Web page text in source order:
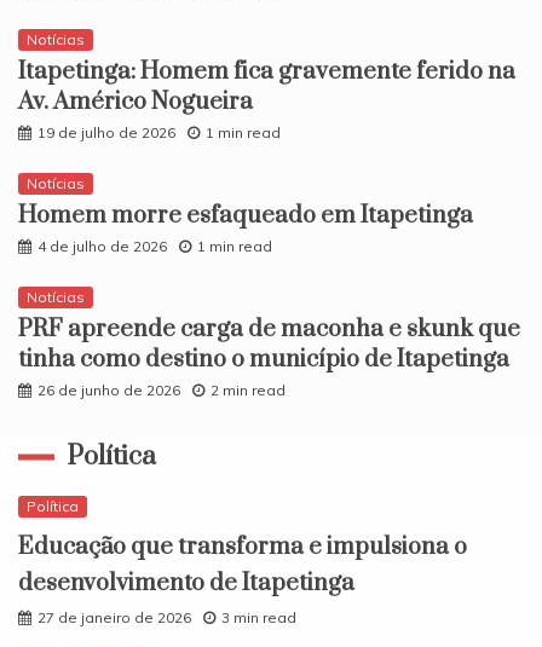
Notícias
Itapetinga: Homem fica gravemente ferido na
Av. Américo Nogueira
19 de julho de 2026 1 min read
Notícias
Homem morre esfaqueado em Itapetinga
4 de julho de 2026 1 min read
Notícias
PRF apreende carga de maconha e skunk que
tinha como destino o município de Itapetinga
26 de junho de 2026 2 min read
Política
Política
Educação que transforma e impulsiona o
desenvolvimento de Itapetinga
27 de janeiro de 2026 3 min read